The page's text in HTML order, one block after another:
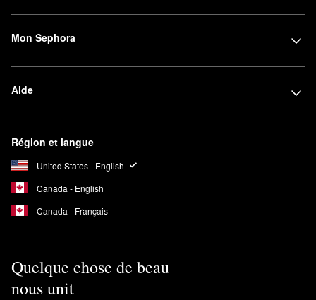
Mon Sephora
Aide
Région et langue
United States - English
Canada - English
Canada - Français
Quelque chose de beau
nous unit